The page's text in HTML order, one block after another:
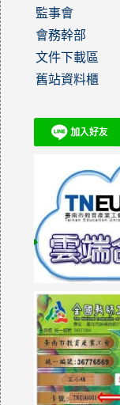
監事會
會務幹部
文件下載區
舊站資料櫃